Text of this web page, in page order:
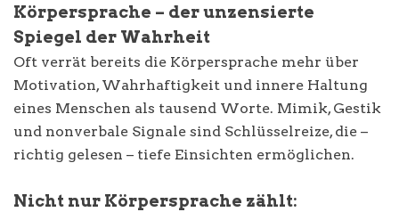
Körpersprache – der unzensierte
Spiegel der Wahrheit
Oft verrät bereits die Körpersprache mehr über
Motivation, Wahrhaftigkeit und innere Haltung
eines Menschen als tausend Worte. Mimik, Gestik
und nonverbale Signale sind Schlüsselreize, die –
richtig gelesen – tiefe Einsichten ermöglichen.
Nicht nur Körpersprache zählt: